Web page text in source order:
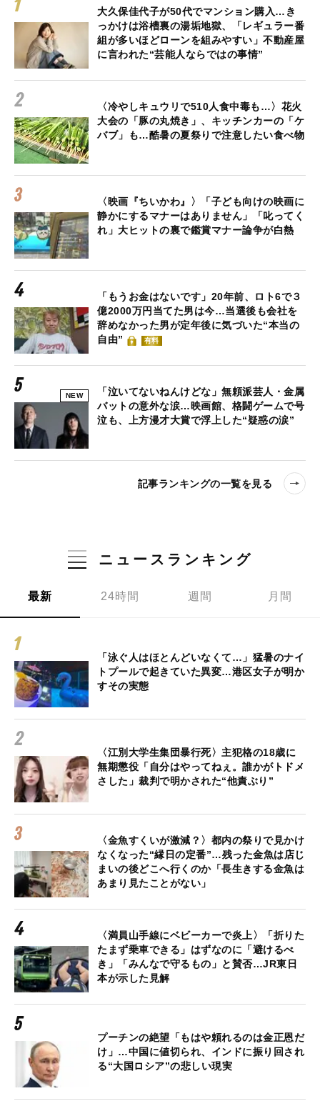
大久保佳代子が50代でマンション購入…き
っかけは浴槽裏の湯垢地獄、「レギュラー番
組が多いほどローンを組みやすい」不動産屋
に言われた“芸能人ならではの事情”
〈冷やしキュウリで510人食中毒も…〉花火
大会の「豚の丸焼き」、キッチンカーの「ケ
バブ」も…酷暑の夏祭りで注意したい食べ物
〈映画『ちいかわ』〉「子ども向けの映画に
静かにするマナーはありません」「叱ってく
れ」大ヒットの裏で鑑賞マナー論争が白熱
「もうお金はないです」20年前、ロト6で３
億2000万円当てた男は今…当選後も会社を
辞めなかった男が定年後に気づいた“本当の
自由”
有料
NEW
「泣いてないねんけどな」無頼派芸人・金属
バットの意外な涙…映画館、格闘ゲームで号
泣も、上方漫才大賞で浮上した“疑惑の涙”
記事ランキングの一覧を見る
ニュースランキング
最新 24時間 週間 月間
「泳ぐ人はほとんどいなくて…」猛暑のナイ
トプールで起きていた異変…港区女子が明か
すその実態
〈江別大学生集団暴行死〉主犯格の18歳に
無期懲役「自分はやってねぇ。誰かがトドメ
さした」裁判で明かされた“他責ぶり”
〈金魚すくいが激減？〉都内の祭りで見かけ
なくなった“縁日の定番”…残った金魚は店じ
まいの後どこへ行くのか「長生きする金魚は
あまり見たことがない」
〈満員山手線にベビーカーで炎上〉「折りた
たまず乗車できる」はずなのに「避けるべ
き」「みんなで守るもの」と賛否…JR東日
本が示した見解
プーチンの絶望「もはや頼れるのは金正恩だ
け」…中国に値切られ、インドに振り回され
る“大国ロシア”の悲しい現実